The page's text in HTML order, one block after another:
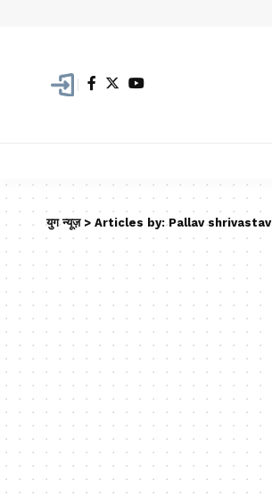
युग न्यूज़> Articles by: Pallav shrivastav